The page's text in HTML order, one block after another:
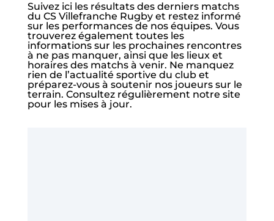
Suivez ici les résultats des derniers matchs
du CS Villefranche Rugby et restez informé
sur les performances de nos équipes. Vous
trouverez également toutes les
informations sur les prochaines rencontres
à ne pas manquer, ainsi que les lieux et
horaires des matchs à venir. Ne manquez
rien de l’actualité sportive du club et
préparez-vous à soutenir nos joueurs sur le
terrain. Consultez régulièrement notre site
pour les mises à jour.